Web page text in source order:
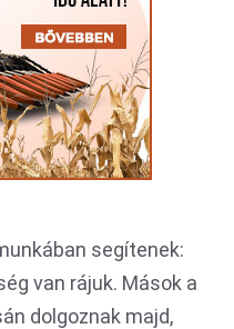
segítenek:
van rájuk. Mások a
dolgoznak majd,